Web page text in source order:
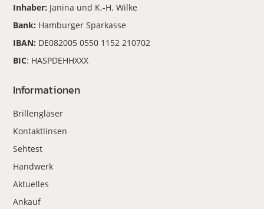
Inhaber: Janina und K.-H. Wilke
Bank: Hamburger Sparkasse
IBAN: DE082005 0550 1152 210702
BIC: HASPDEHHXXX
Informationen
Brillengläser
Kontaktlinsen
Sehtest
Handwerk
Aktuelles
Ankauf